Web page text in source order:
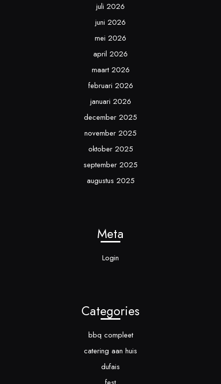
juli 2026
juni 2026
mei 2026
april 2026
maart 2026
februari 2026
januari 2026
december 2025
november 2025
oktober 2025
september 2025
augustus 2025
Meta
Login
Categories
bbq compleet
catering aan huis
dufais